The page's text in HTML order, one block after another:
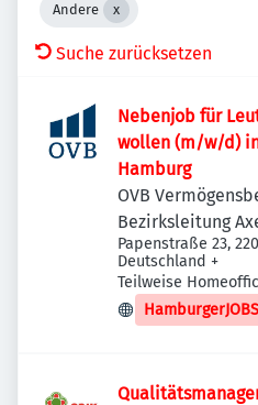
Andere
Suche zurücksetzen
Nebenjob für
wollen (m/w/d)
Hamburg
OVB
Bezirksleitung
Papenstraße 23,
Deutschland +
Teilweise